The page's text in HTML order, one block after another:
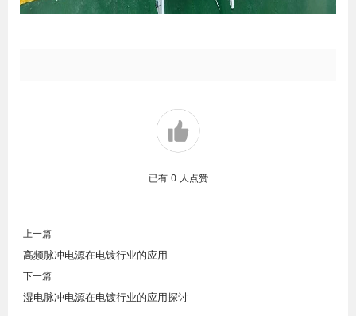
已有 0 人点赞
上一篇
高频脉冲电源在电镀行业的应用
下一篇
湿电脉冲电源在电镀行业的应用探讨